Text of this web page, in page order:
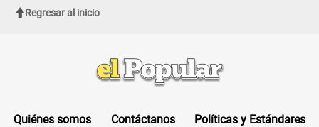
Regresar al inicio
Quiénes somos Contáctanos
Políticas y Estándares